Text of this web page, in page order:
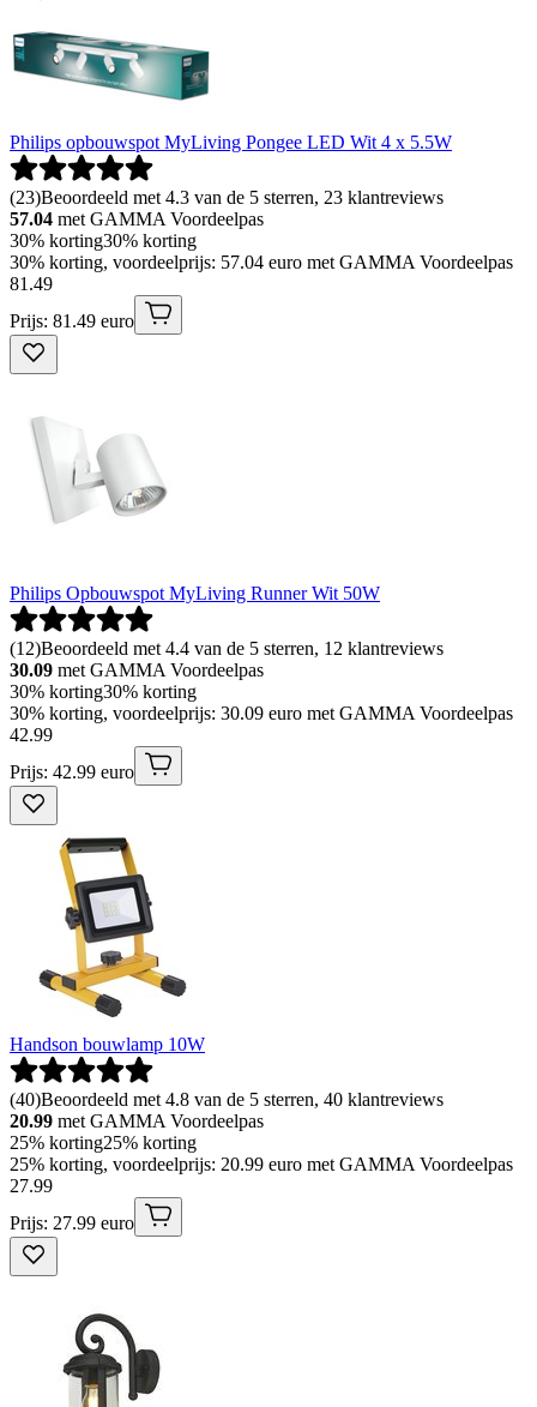
Philips opbouwspot MyLiving Pongee LED Wit 4 x 5.5W
(23)Beoordeeld met 4.3 van de 5 sterren, 23 klantreviews
57.04 met GAMMA Voordeelpas
30% korting30% korting
30% korting, voordeelprijs: 57.04 euro met GAMMA Voordeelpas
81 .49
Prijs: 81.49 euro
Philips Opbouwspot MyLiving Runner Wit 50W
(12)Beoordeeld met 4.4 van de 5 sterren, 12 klantreviews
30.09 met GAMMA Voordeelpas
30% korting30% korting
30% korting, voordeelprijs: 30.09 euro met GAMMA Voordeelpas
42.99
Prijs: 42.99 euro
Handson bouwlamp 10W
(40)Beoordeeld met 4.8 van de 5 sterren, 40 klantreviews
20.99 met GAMMA Voordeelpas
25% korting25% korting
25% korting, voordeelprijs: 20.99 euro met GAMMA Voordeelpas
27.99
Prijs: 27.99 euro